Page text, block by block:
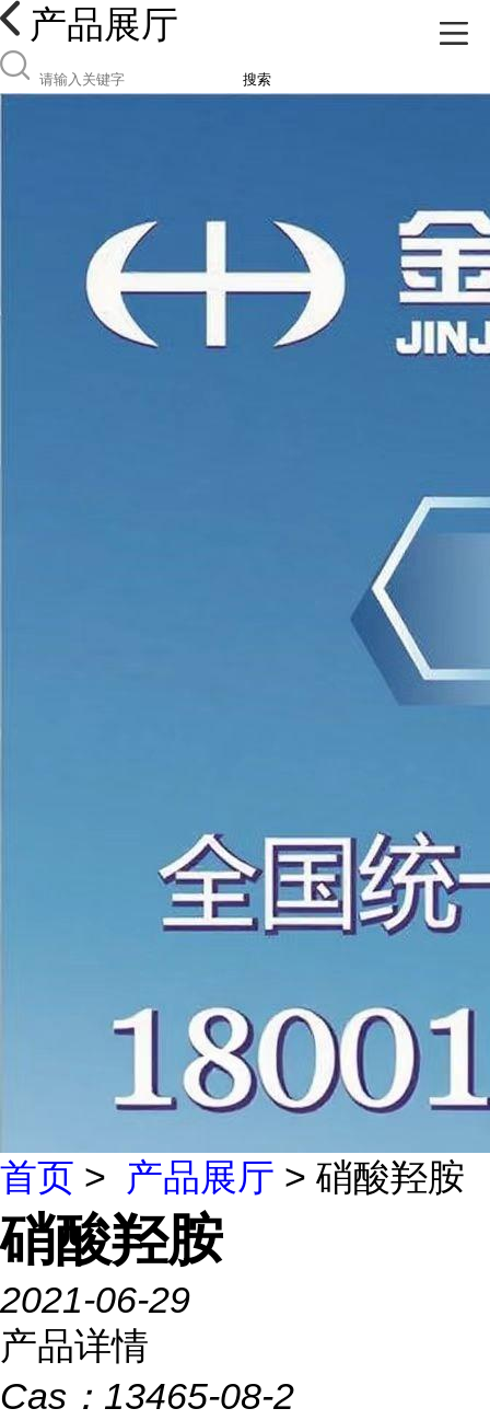
产品展厅
搜索
首页 > 产品展厅 > 硝酸羟胺
硝酸羟胺
2021-06-29
产品详情
Cas： 13465-08-2